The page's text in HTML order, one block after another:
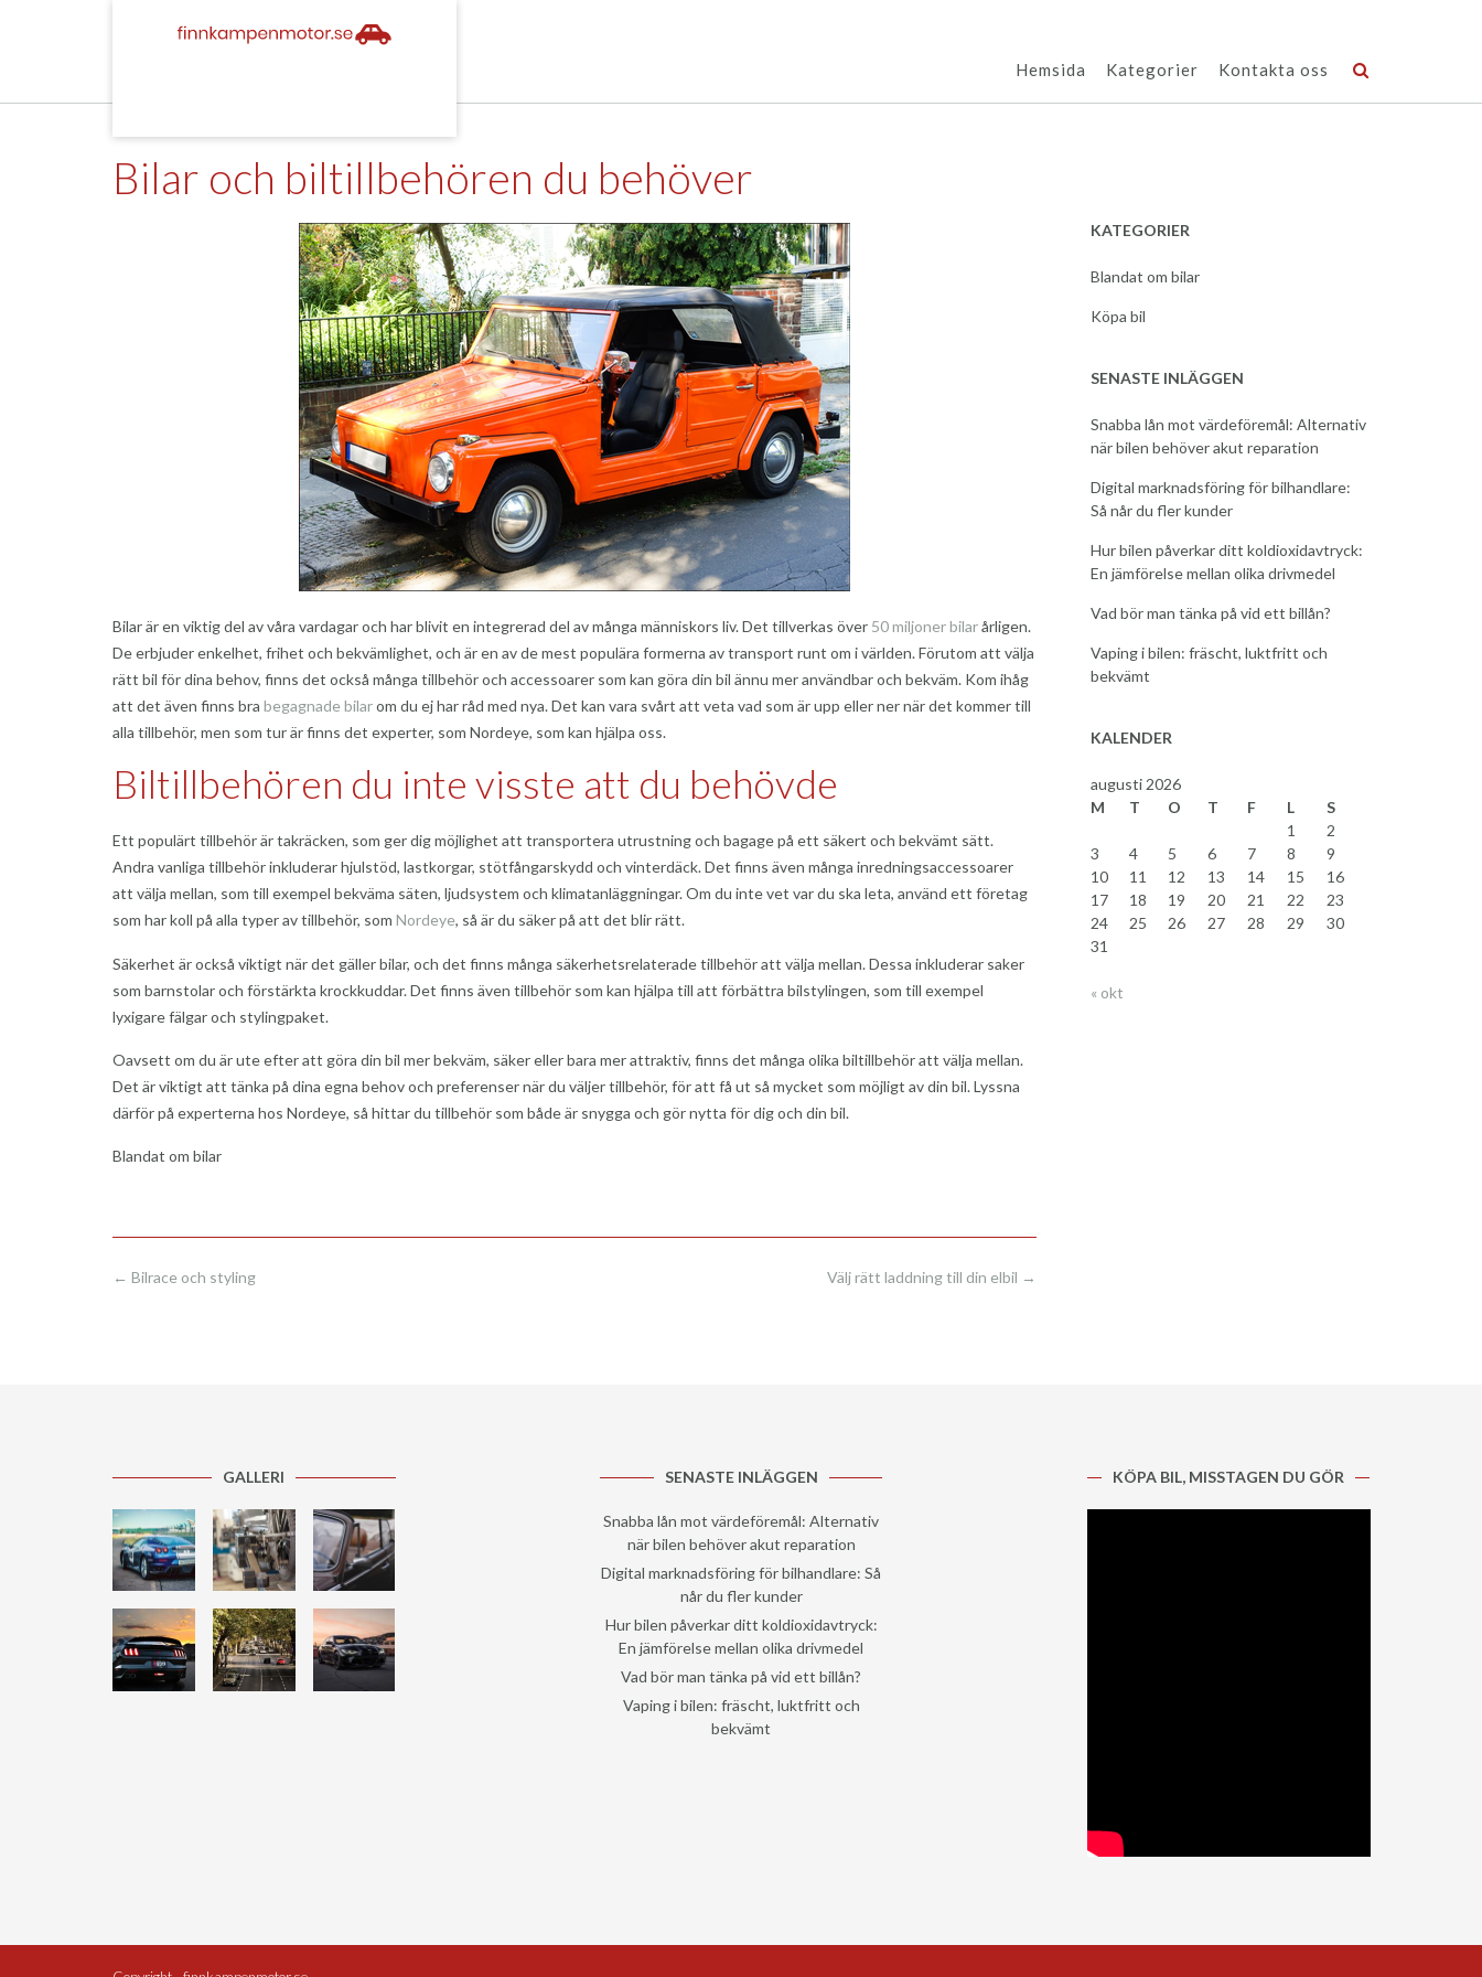
Hemsida Kategorier Kontakta oss
Bilar och biltillbehören du behöver
Bilar är en viktig del av våra vardagar och har blivit en integrerad del av många människors liv. Det tillverkas över 50 miljoner bilarårligen.
De erbjuder enkelhet, frihet och bekvämlighet, och är en av de mest populära formerna av transport runt om i världen. Förutom att välja
rätt bil för dina behov, finns det också många tillbehör och accessoarer som kan göra din bil ännu mer användbar och bekväm. Kom ihåg
att det även finns bra begagnade bilarom du ej har råd med nya. Det kan vara svårt att veta vad som är upp eller ner när det kommer till
alla tillbehör, men som tur är finns det experter, som Nordeye, som kan hjälpa oss.
Biltillbehören du inte visste att du behövde
Ett populärt tillbehör är takräcken, som ger dig möjlighet att transportera utrustning och bagage på ett säkert och bekvämt sätt.
Andra vanliga tillbehör inkluderar hjulstöd, lastkorgar, stötfångarskydd och vinterdäck. Det finns även många inredningsaccessoarer
att välja mellan, som till exempel bekväma säten, ljudsystem och klimatanläggningar. Om du inte vet var du ska leta, använd ett företag
som har koll på alla typer av tillbehör, som Nordeye, så är du säker på att det blir rätt.
Säkerhet är också viktigt när det gäller bilar, och det finns många säkerhetsrelaterade tillbehör att välja mellan. Dessa inkluderar saker
som barnstolar och förstärkta krockkuddar. Det finns även tillbehör som kan hjälpa till att förbättra bilstylingen, som till exempel
lyxigare fälgar och stylingpaket.
Oavsett om du är ute efter att göra din bil mer bekväm, säker eller bara mer attraktiv, finns det många olika biltillbehör att välja mellan.
Det är viktigt att tänka på dina egna behov och preferenser när du väljer tillbehör, för att få ut så mycket som möjligt av din bil. Lyssna
därför på experterna hos Nordeye, så hittar du tillbehör som både är snygga och gör nytta för dig och din bil.
Blandat om bilar
Post
Välj rätt laddning till din elbil →
← Bilrace och styling
KATEGORIER
Blandat om bilar
Köpa bil
SENASTE INLÄGGEN
Snabba lån mot värdeföremål: Alternativ
när bilen behöver akut reparation
Digital marknadsföring för bilhandlare:
Så når du fler kunder
Hur bilen påverkar ditt koldioxidavtryck:
En jämförelse mellan olika drivmedel
Vad bör man tänka på vid ett billån?
Vaping i bilen: fräscht, luktfritt och
bekvämt
KALENDER
augusti 2026
M
T O T F L
S
1
2
3
4 5 6 7 8
9
10
11 12 13 14 15
16
17
18 19 20 21 22
23
24
25 26 27 28 29
30
31
« okt
GALLERI SENASTE INLÄGGEN
Snabba lån mot värdeföremål: Alternativ
när bilen behöver akut reparation
Digital marknadsföring för bilhandlare: Så
når du fler kunder
Hur bilen påverkar ditt koldioxidavtryck:
En jämförelse mellan olika drivmedel
Vad bör man tänka på vid ett billån?
Vaping i bilen: fräscht, luktfritt och
bekvämt
KÖPA BIL, MISSTAGEN DU GÖR